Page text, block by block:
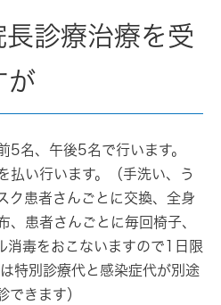
長診療治療を受
が
5名、午後5名で行います。
払い行います。（手洗い、う
ク患者さんごとに交換、全身
、患者さんごとに毎回椅子、
消毒をおこないますので1日限
特別診療代と感染症代が別途
できます）